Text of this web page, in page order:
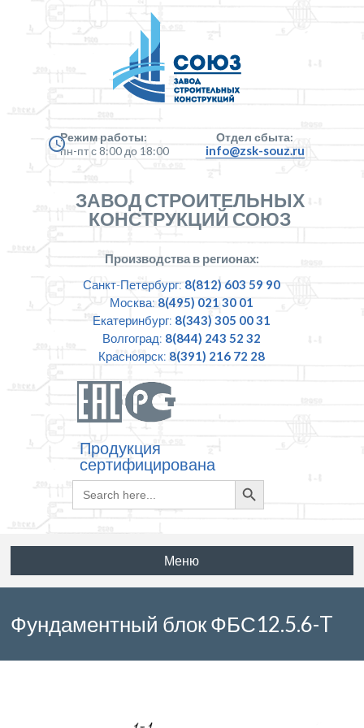
Режим работы:
пн-пт с 8:00 до 18:00
Отдел сбыта:
info@zsk-souz.ru
ЗАВОД СТРОИТЕЛЬНЫХ
КОНСТРУКЦИЙ СОЮЗ
Производства в регионах:
Санкт-Петербург: 8(812) 603 59 90
Москва: 8(495) 021 30 01
Екатеринбург: 8(343) 305 00 31
Волгоград: 8(844) 243 52 32
Красноярск: 8(391) 216 72 28
Продукция
сертифицирована
Search
for:
Search
Button
Меню
Фундаментный блок ФБС12.5.6-T